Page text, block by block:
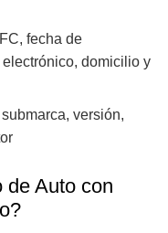
fecha de
domicilio y
versión,
de Auto con